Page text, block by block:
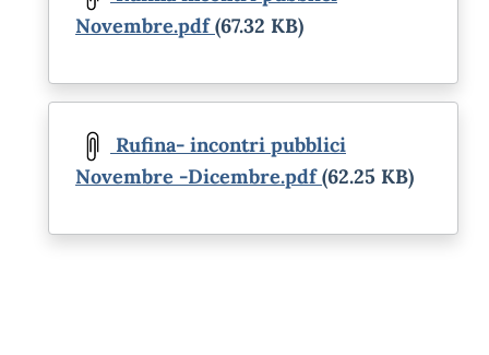
Novembre.pdf(67.32 KB)
Rufina- incontri pubblici
Novembre -Dicembre.pdf(62.25 KB)